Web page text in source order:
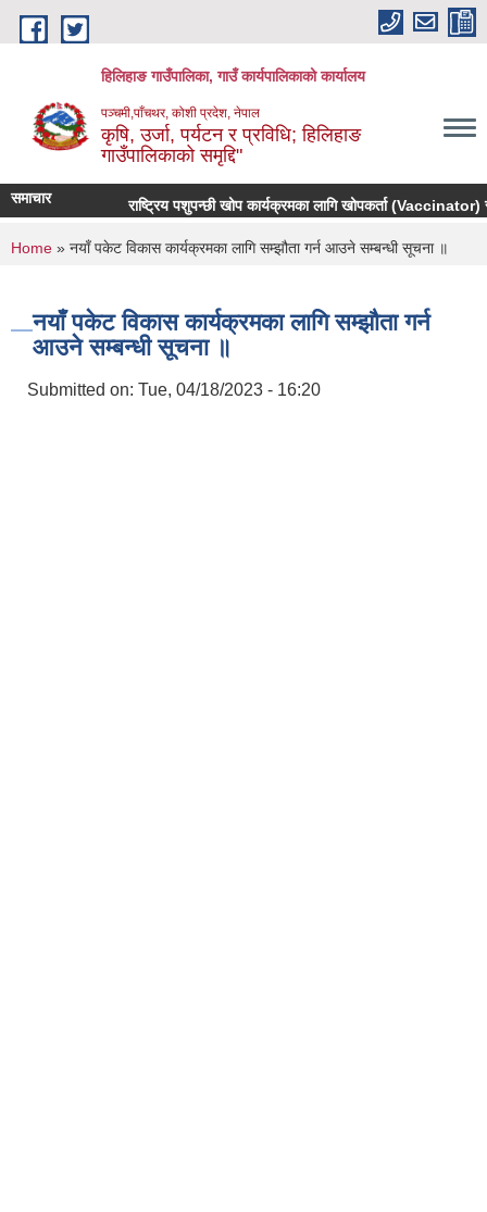
Skip to main content
हिलिहाङ गाउँपालिका, गाउँ कार्यपालिकाको कार्यालय
पञ्चमी,पाँचथर, कोशी प्रदेश, नेपाल
कृषि, उर्जा, पर्यटन र प्रविधि; हिलिहाङ
गाउँपालिकाको समृद्दि"
समाचार राष्ट्रिय पशुपन्छी खोप कार्यक्रमका लागि खोपकर्ता (Vaccinator)
You are here
Home » नयाँ पकेट विकास कार्यक्रमका लागि सम्झौता गर्न आउने सम्बन्धी सूचना ॥
नयाँ पकेट विकास कार्यक्रमका लागि सम्झौता गर्न
आउने सम्बन्धी सूचना ॥
Submitted on: Tue, 04/18/2023 - 16:20